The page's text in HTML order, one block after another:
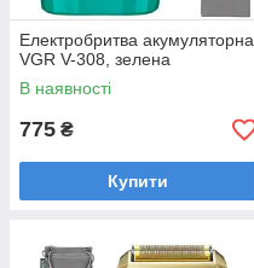
Електробритва акумуляторна
VGR V-308, зелена
В наявності
775 ₴
Купити